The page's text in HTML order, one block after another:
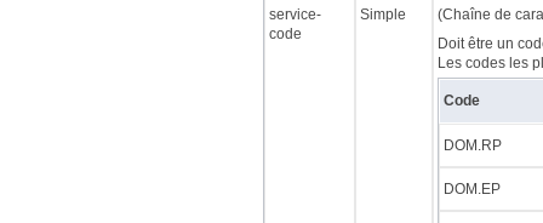
service-
code
Simple
(Chaîne de
Doit être un
Les codes les
Code
DOM.RP
DOM.EP